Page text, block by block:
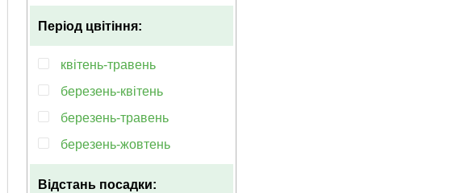
Період цвітіння:
квітень-травень
березень-квітень
березень-травень
березень-жовтень
Відстань посадки: